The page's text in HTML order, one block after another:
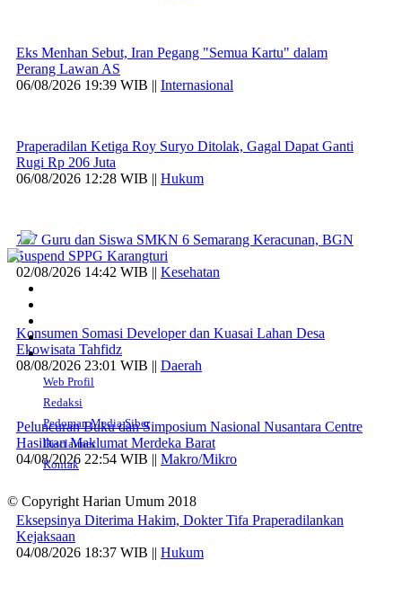
Eks Menhan Sebut, Iran Pegang "Semua Kartu" dalam
Perang Lawan AS
06/08/2026 19:39 WIB || Internasional
Praperadilan Ketiga Roy Suryo Ditolak, Gagal Dapat Ganti
Rugi Rp 206 Juta
06/08/2026 12:28 WIB || Hukum
707 Guru dan Siswa SMKN 6 Semarang Keracunan, BGN
Suspend SPPG Karangturi
02/08/2026 14:42 WIB || Kesehatan
Konsumen Somasi Developer dan Kuasai Lahan Desa
Ekowisata Tahfidz
08/08/2026 23:01 WIB || Daerah
Peluncuran Buku dan Simposium Nasional Nusantara Centre
Hasilkan Maklumat Merdeka Barat
04/08/2026 22:54 WIB || Makro/Mikro
Eksepsinya Diterima Hakim, Dokter Tifa Praperadilankan
Kejaksaan
04/08/2026 18:37 WIB || Hukum
Web Profil
Redaksi
Pedoman Media Siber
Disclaimer
Kontak
© Copyright Harian Umum 2018